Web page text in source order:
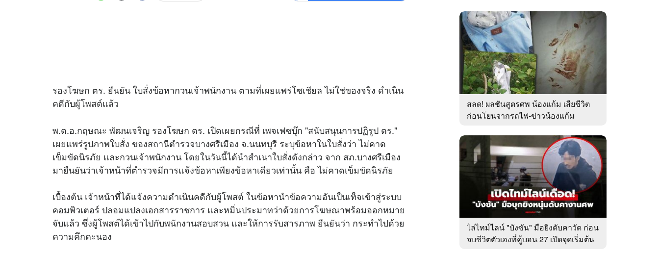
รองโฆษก ตร. ยืนยัน ใบสั่งข้อหากวนเจ้าพนักงาน ตามที่เผยแพร่โซเชียล ไม่ใช่ของจริง ดำเนิน
คดีกับผู้โพสต์แล้ว
พ.ต.อ.กฤษณะ พัฒนเจริญ รองโฆษก ตร. เปิดเผยกรณีที่ เพจเฟซบุ๊ก "สนับสนุนการปฏิรูป ตร."
เผยแพร่รูปภาพใบสั่ง ของสถานีตำรวจบางศรีเมือง จ.นนทบุรี ระบุข้อหาในใบสั่งว่า ไม่คาด
เข็มขัดนิรภัย และกวนเจ้าพนักงาน โดยในวันนี้ได้นำสำเนาใบสั่งดังกล่าว จาก สภ.บางศรีเมือง
มายืนยันว่าเจ้าหน้าที่ตำรวจมีการแจ้งข้อหาเพียงข้อหาเดียวเท่านั้น คือ ไม่คาดเข็มขัดนิรภัย
เบื้องต้น เจ้าหน้าที่ได้แจ้งความดำเนินคดีกับผู้โพสต์ ในข้อหานำข้อความอันเป็นเท็จเข้าสู่ระบบ
คอมพิวเตอร์ ปลอมแปลงเอกสารราชการ และหมิ่นประมาทว่าด้วยการโฆษณาพร้อมออกหมาย
จับแล้ว ซึ่งผู้โพสต์ได้เข้าไปกับพนักงานสอบสวน และให้การรับสารภาพ ยืนยันว่า กระทำไปด้วย
ความคึกคะนอง
สลด! ผลชันสูตรศพ น้องแก้ม เสียชีวิต
ก่อนโยนจากรถไฟ-ข่าวน้องแก้ม
ไล่ไทม์ไลน์ "บังซัน" มือยิงดับคาวัด ก่อน
จบชีวิตตัวเองที่คู้บอน 27 เปิดจุดเริ่มต้น